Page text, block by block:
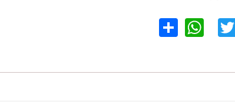
Facebook
Twitter
WhatsApp